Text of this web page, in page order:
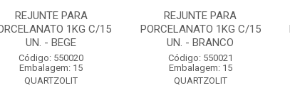
REJUNTE PARA
1KG C/15
UN. - BEGE
Código: 550020
Embalagem: 15
QUARTZOLIT
REJUNTE PARA
PORCELANATO 1KG C/15
UN. - BRANCO
Código: 550021
Embalagem: 15
QUARTZOLIT